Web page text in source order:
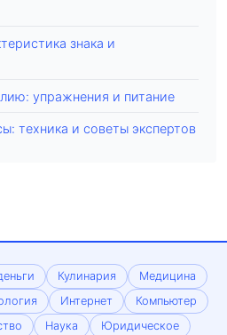
знака и
упражнения и питание
техника и советы экспертов
Кулинария
Медицина
Интернет
Компьютер
Наука
Юридическое